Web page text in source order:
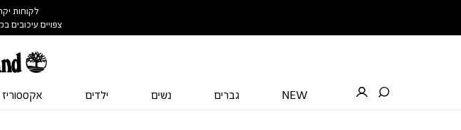
לקוחות
צפויים
NEW גברים נשים ילדים אקססוריז